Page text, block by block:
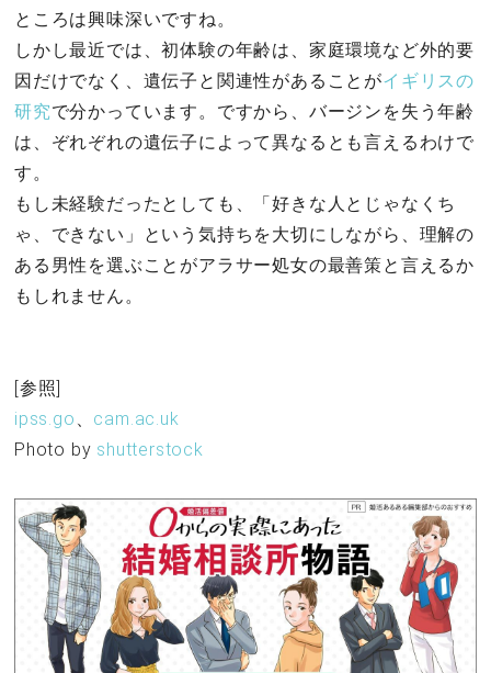
ところは興味深いですね。
しかし最近では、初体験の年齢は、家庭環境など外的要
因だけでなく、遺伝子と関連性があることがイギリスの
研究で分かっています。ですから、バージンを失う年齢
は、ぞれぞれの遺伝子によって異なるとも言えるわけで
す。
もし未経験だったとしても、「好きな人とじゃなくち
ゃ、できない」という気持ちを大切にしながら、理解の
ある男性を選ぶことがアラサー処女の最善策と言えるか
もしれません。
[参照]
ipss.go 、 cam.ac.uk
Photo by shutterstock